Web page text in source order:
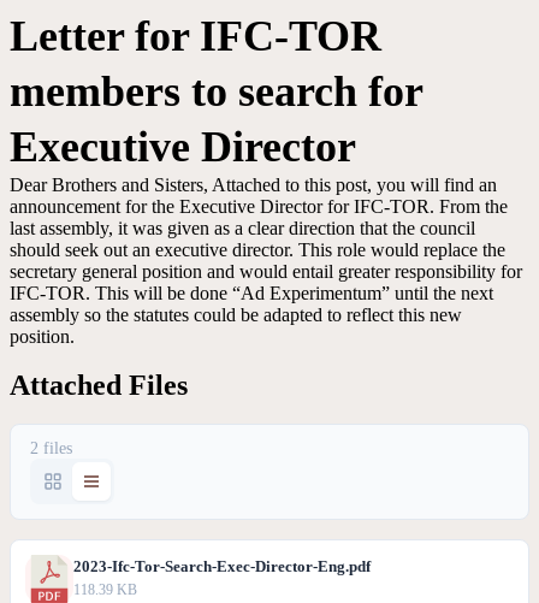
Letter for IFC-TOR
members to search for
Executive Director
Dear Brothers and Sisters, Attached to this post, you will find an
announcement for the Executive Director for IFC-TOR. From the
last assembly, it was given as a clear direction that the council
should seek out an executive director. This role would replace the
secretary general position and would entail greater responsibility for
IFC-TOR. This will be done “Ad Experimentum” until the next
assembly so the statutes could be adapted to reflect this new
position.
Attached Files
2 files
2023-Ifc-Tor-Search-Exec-Director-Eng.pdf
118.39 KB